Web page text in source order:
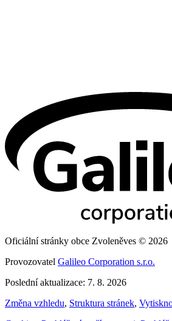
Oficiální stránky obce Zvoleněves © 2026
Provozovatel Galileo Corporation s.r.o.
Poslední aktualizace: 7. 8. 2026
Změna vzhledu, Struktura stránek,